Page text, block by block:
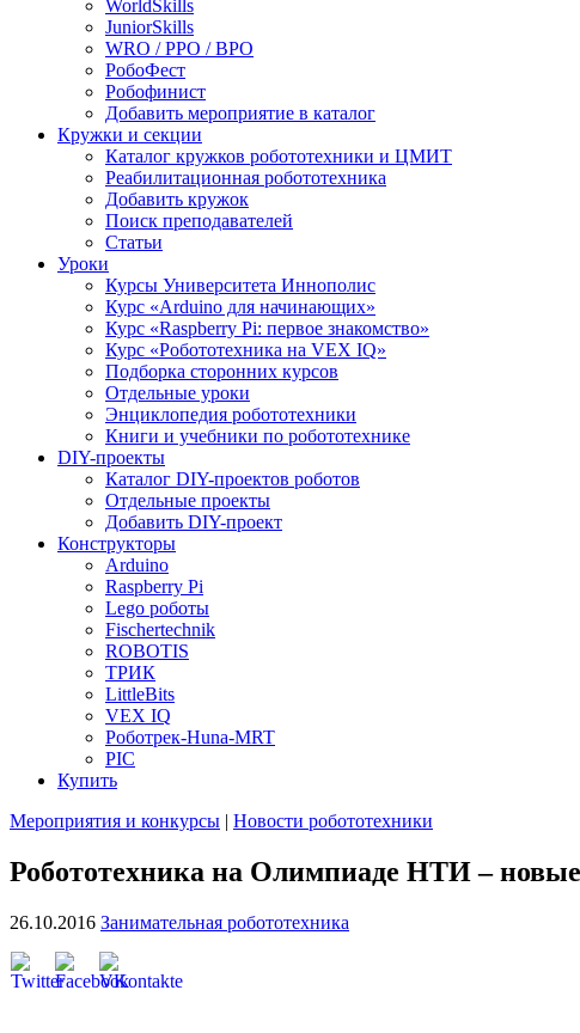
WorldSkills
JuniorSkills
WRO / РРО / ВРО
РобоФест
Робофинист
Добавить мероприятие в каталог
Кружки и секции
Каталог кружков робототехники и ЦМИТ
Реабилитационная робототехника
Добавить кружок
Поиск преподавателей
Статьи
Уроки
Курсы Университета Иннополис
Курс «Arduino для начинающих»
Курс «Raspberry Pi: первое знакомство»
Курс «Робототехника на VEX IQ»
Подборка сторонних курсов
Отдельные уроки
Энциклопедия робототехники
Книги и учебники по робототехнике
DIY-проекты
Каталог DIY-проектов роботов
Отдельные проекты
Добавить DIY-проект
Конструкторы
Arduino
Raspberry Pi
Lego роботы
Fischertechnik
ROBOTIS
ТРИК
LittleBits
VEX IQ
Роботрек-Huna-MRT
PIC
Купить
Мероприятия и конкурсы | Новости робототехники
Робототехника на Олимпиаде НТИ –
26.10.2016 Занимательная робототехника